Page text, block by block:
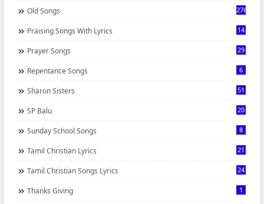
Old Songs 276
Praising Songs With Lyrics 14
Prayer Songs 29
Repentance Songs 6
Sharon Sisters 51
SP Balu 20
Sunday School Songs 8
Tamil Christian Lyrics 21
Tamil Christian Songs Lyrics 24
Thanks Giving 1